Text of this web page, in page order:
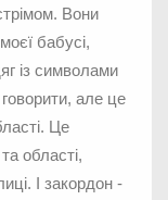
Вони
бабусі,
із символами
але це
Це
області,
І закордон -